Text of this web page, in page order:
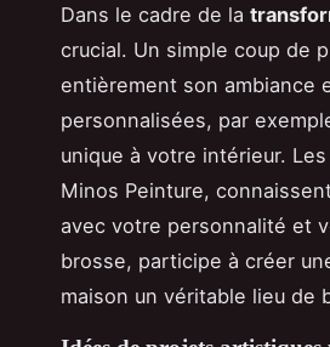
Dans le cadre de la
crucial. Un simple coup de
entièrement son ambiance
personnalisées, par
unique à votre intérieur.
Minos Peinture,
avec votre personnalité et
brosse, participe à créer
maison un véritable lieu de